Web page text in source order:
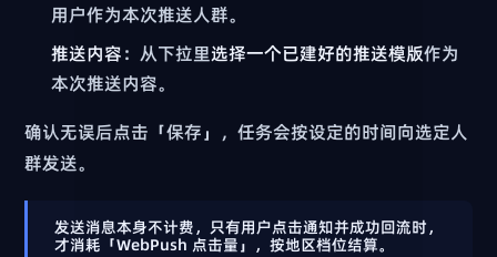
用户作为本次推送人群。
推送内容：从下拉里选择一个已建好的推送模版作为
本次推送内容。
确认无误后点击「保存」，任务会按设定的时间向选定人
群发送。
发送消息本身不计费，只有用户点击通知并成功回流时，
才消耗「WebPush 点击量」，按地区档位结算。